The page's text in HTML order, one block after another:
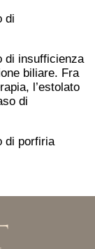
di
di insufficienza
biliare. Fra
l’estolato
di
di porfiria